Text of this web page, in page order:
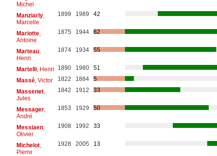
Michel
Manziarly,
Marcelle
1899 1989 42
Mariotte,
Antoine
1875 1944 62
Marteau,
Henri
1874 1934 55
Martelli, Henri 1890 1980
51
Massé, Victor 1822 1884
5
Massenet,
Jules
1842 1912 33
Messager,
André
1853 1929 50
Messiaen,
Olivier
1908 1992 33
Michelot,
Pierre
1928 2005 13